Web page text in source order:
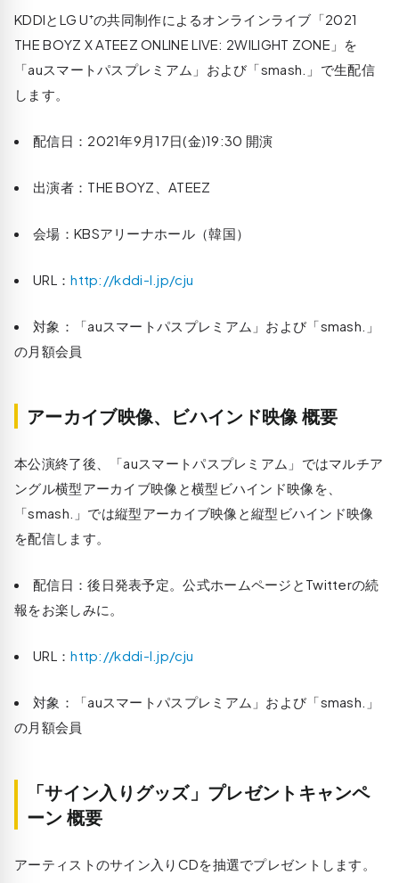
KDDIとLG U⁺の共同制作によるオンラインライブ「2021
THE BOYZ X ATEEZ ONLINE LIVE: 2WILIGHT ZONE」を
「auスマートパスプレミアム」および「smash.」で生配信
します。
配信日：2021年9月17日(金)19:30 開演
出演者：THE BOYZ、ATEEZ
会場：KBSアリーナホール（韓国）
URL：http://kddi-l.jp/cju
対象：「auスマートパスプレミアム」および「smash.」
の月額会員
アーカイブ映像、ビハインド映像 概要
本公演終了後、「auスマートパスプレミアム」ではマルチア
ングル横型アーカイブ映像と横型ビハインド映像を、
「smash.」では縦型アーカイブ映像と縦型ビハインド映像
を配信します。
配信日：後日発表予定。公式ホームページとTwitterの続
報をお楽しみに。
URL：http://kddi-l.jp/cju
対象：「auスマートパスプレミアム」および「smash.」
の月額会員
「サイン入りグッズ」プレゼントキャンペ
ーン 概要
アーティストのサイン入りCDを抽選でプレゼントします。